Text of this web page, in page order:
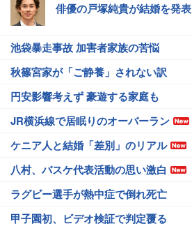
俳優の戸塚純貴が結婚を発表
池袋暴走事故 加害者家族の苦悩
秋篠宮家が「ご静養」されない訳
円安影響考えず 豪遊する家庭も
JR横浜線で居眠りのオーバーラン
ケニア人と結婚「差別」のリアル
八村、バスケ代表活動の思い激白
ラグビー選手が熱中症で倒れ死亡
甲子園初、ビデオ検証で判定覆る